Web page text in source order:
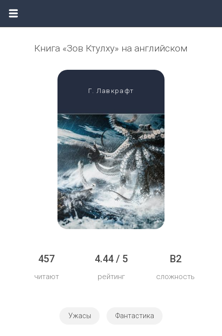
Книга «Зов Ктулху» на английском
Г. Лавкрафт
457
читают
4.44 / 5
рейтинг
B2
сложность
Ужасы Фантастика